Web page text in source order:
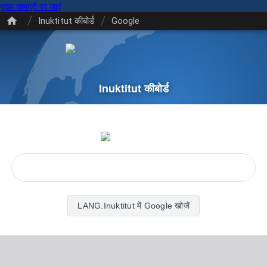
मुख्य सामग्री पर जाएं
/ Inuktitut कीबोर्ड / Google
Inuktitut कीबोर्ड
LANG.Inuktitut में Google खोजें